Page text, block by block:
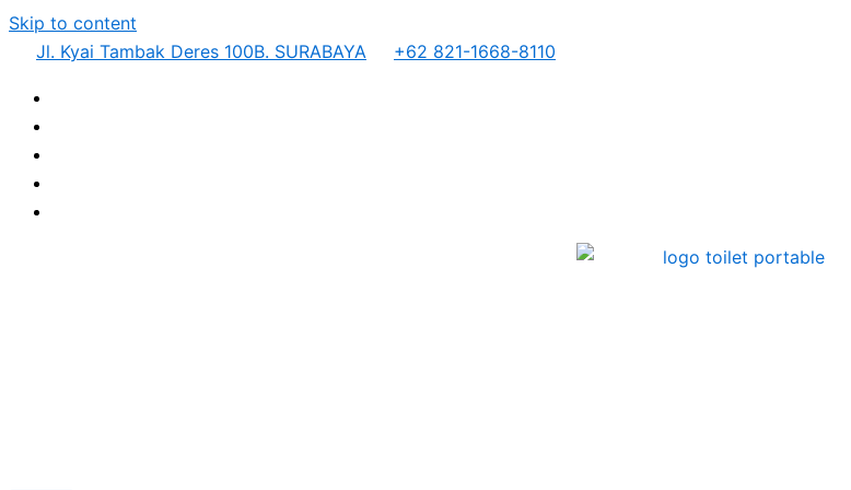
Skip to content
Jl. Kyai Tambak Deres 100B. SURABAYA
+62 821-1668-8110